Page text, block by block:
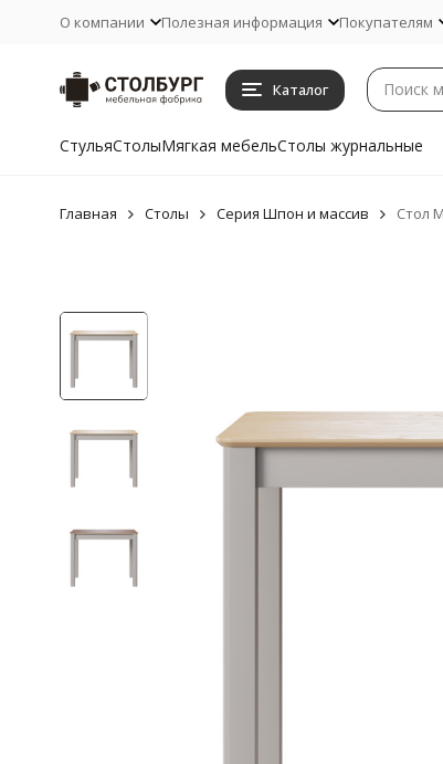
О компании Полезная информация Покупателям
Каталог
СтульяСтолыМягкая мебельСтолы журнальные
Главная Столы Серия Шпон и массив Стол